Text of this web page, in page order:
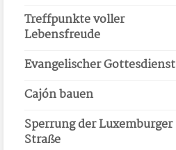
Treffpunkte voller
Lebensfreude
Evangelischer Gottesdienst
Cajón bauen
Sperrung der Luxemburger
Straße